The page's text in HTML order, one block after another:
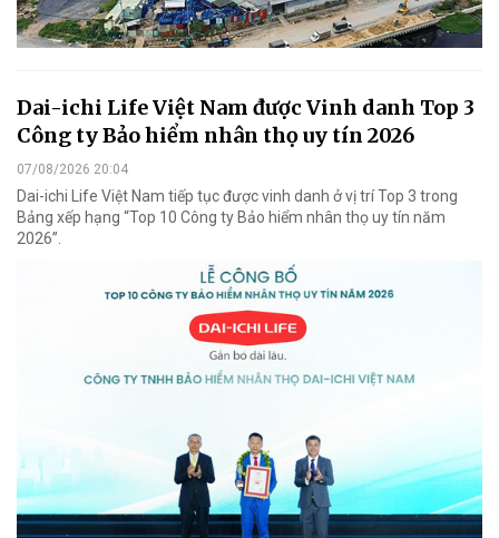
Dai-ichi Life Việt Nam được Vinh danh Top 3
Công ty Bảo hiểm nhân thọ uy tín 2026
07/08/2026 20:04
Dai-ichi Life Việt Nam tiếp tục được vinh danh ở vị trí Top 3 trong
Bảng xếp hạng “Top 10 Công ty Bảo hiểm nhân thọ uy tín năm
2026”.